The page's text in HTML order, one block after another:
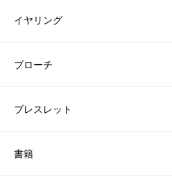
イヤリング
ブローチ
ブレスレット
書籍